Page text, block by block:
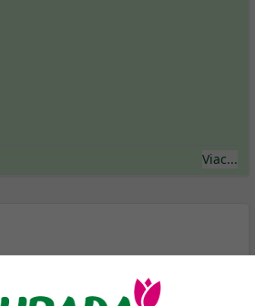
Viac...
tak neskoro vysadzal, tak